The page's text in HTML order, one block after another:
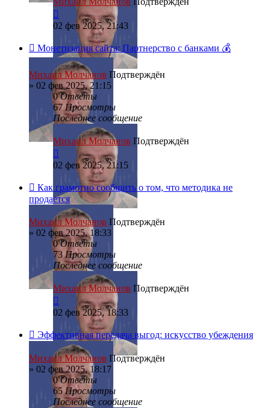
02 фев 2025, 21:43
Монетизация сайта: Партнерство с банками 💰
Михаил Молчанов Подтверждён
» 02 фев 2025, 21:15
0Ответы
67Просмотры
Последнее сообщение
Михаил Молчанов Подтверждён
02 фев 2025, 21:15
Как грамотно сообщить о том, что методика не
продается
Михаил Молчанов Подтверждён
» 02 фев 2025, 18:33
0Ответы
73Просмотры
Последнее сообщение
Михаил Молчанов Подтверждён
02 фев 2025, 18:33
Эффективная передача выгод: искусство убеждения
Михаил Молчанов Подтверждён
» 02 фев 2025, 18:17
0Ответы
65Просмотры
Последнее сообщение